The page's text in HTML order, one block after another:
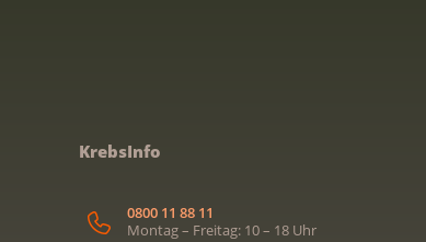
KrebsInfo
0800 11 88 11
Montag – Freitag: 10 – 18 Uhr